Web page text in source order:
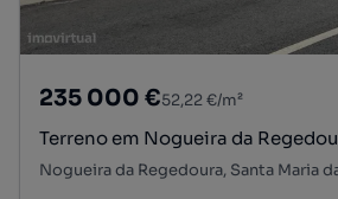
235 000 €52,22 €/m²
Terreno em Nogueira da
Nogueira da Regedoura, Santa Maria